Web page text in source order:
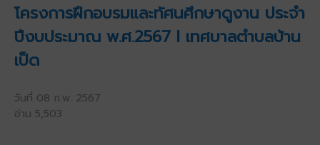
โครงการฝึกอบรมและทัศนศึกษาดูงาน ประจำ
ปีงบประมาณ พ.ศ.2567 l เทศบาลตำบลบ้าน
เป็ด
วันที่ 08 ก.พ. 2567
อ่าน 5,503